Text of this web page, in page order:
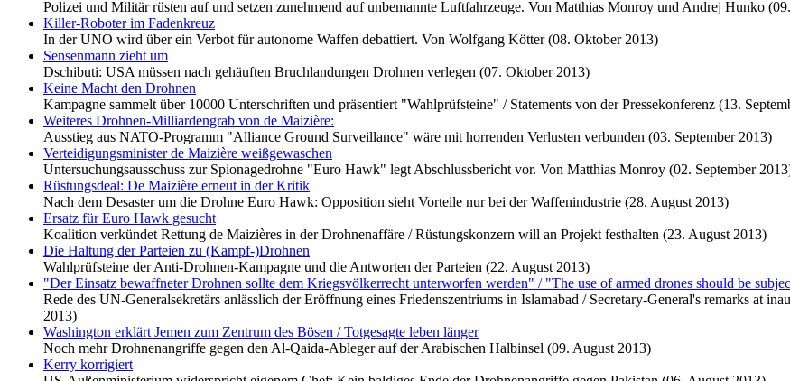
Polizei und Militär rüsten auf und setzen zunehmend auf unbemannte Luftfahrzeuge. Von Matthias Monroy und Andrej Hunko
Killer-Roboter im Fadenkreuz
In der UNO wird über ein Verbot für autonome Waffen debattiert. Von Wolfgang Kötter (08. Oktober 2013)
Sensenmann zieht um
Dschibuti: USA müssen nach gehäuften Bruchlandungen Drohnen verlegen (07. Oktober 2013)
Keine Macht den Drohnen
Kampagne sammelt über 10000 Unterschriften und präsentiert "Wahlprüfsteine" / Statements von der Pressekonferenz (13.
Weiteres Drohnen-Milliardengrab von de Maizière:
Ausstieg aus NATO-Programm "Alliance Ground Surveillance" wäre mit horrenden Verlusten verbunden (03. September 2013)
Verteidigungsminister de Maizière weißgewaschen
Untersuchungsausschuss zur Spionagedrohne "Euro Hawk" legt Abschlussbericht vor. Von Matthias Monroy (02. September
Rüstungsdeal: De Maizière erneut in der Kritik
Nach dem Desaster um die Drohne Euro Hawk: Opposition sieht Vorteile nur bei der Waffenindustrie (28. August 2013)
Ersatz für Euro Hawk gesucht
Koalition verkündet Rettung de Maizières in der Drohnenaffäre / Rüstungskonzern will an Projekt festhalten (23. August 2013)
Die Haltung der Parteien zu (Kampf-)Drohnen
Wahlprüfsteine der Anti-Drohnen-Kampagne und die Antworten der Parteien (22. August 2013)
"Der Einsatz bewaffneter Drohnen sollte dem Kriegsvölkerrecht unterworfen werden" / "The use of armed drones should be
Rede des UN-Generalsekretärs anlässlich der Eröffnung eines Friedenszentriums in Islamabad / Secretary-General's remarks at
2013)
Washington erklärt Jemen zum Zentrum des Bösen / Totgesagte leben länger
Noch mehr Drohnenangriffe gegen den Al-Qaida-Ableger auf der Arabischen Halbinsel (09. August 2013)
Kerry korrigiert